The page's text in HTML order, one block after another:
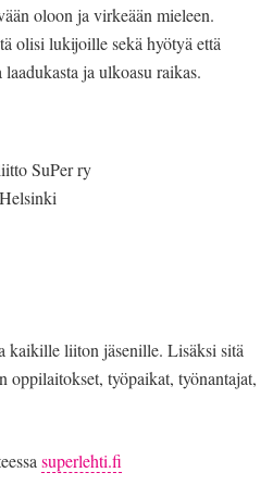
oloon ja virkeään mieleen.
olisi lukijoille sekä hyötyä että
ja ulkoasu raikas.
SuPer ry
kaikille liiton jäsenille. Lisäksi sitä
oppilaitokset, työpaikat, työnantajat,
superlehti.fi